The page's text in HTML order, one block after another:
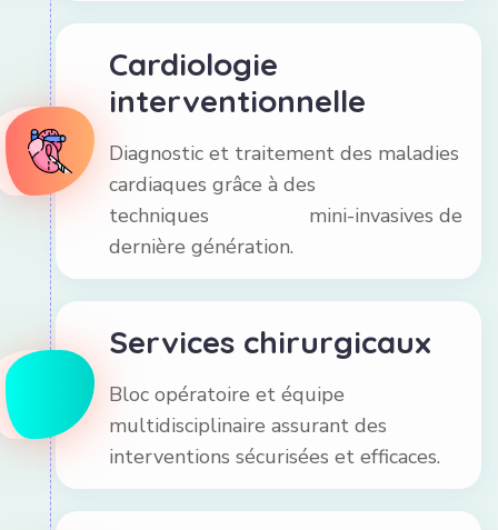
Cardiologie
interventionnelle
Diagnostic et traitement des maladies
cardiaques grâce à des
techniques mini-invasives de
dernière génération.
Services chirurgicaux
Bloc opératoire et équipe
multidisciplinaire assurant des
interventions sécurisées et efficaces.